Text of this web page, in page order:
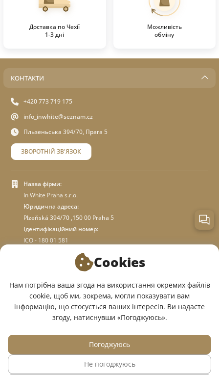
Доставка по Чехії
1-3 дні
Можливість
обміну
КОНТАКТИ
+420 773 719 175
info_inwhite@seznam.cz
Пльзеньська 394/70, Прага 5
ЗВОРОТНІЙ ЗВ'ЯЗОК
Назва фірми:
In White Praha s.r.o.
Юридична адреса:
Plzeňská 394/70 ,150 00 Praha 5
Ідентифікаційний номер:
ICO - 180 01 581
ПРО МАГАЗИН
МИ У СОЦМЕРЕЖАХ:
© 2015 — 2026, Інтернет-магазин медичного одягу InWhite.
Cookies
Нам потрібна ваша згода на використання окремих файлів
cookie, щоб ми, зокрема, могли показувати вам
інформацію, що стосується ваших інтересів. Ви надаєте
згоду, натиснувши «Погоджуюсь».
Не погоджуюсь
Погоджуюсь